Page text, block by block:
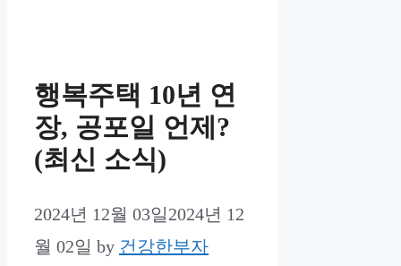
행복주택 10년 연
장, 공포일 언제?
(최신 소식)
2024년 12월 03일2024년 12
월 02일 by 건강한부자